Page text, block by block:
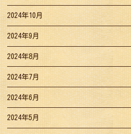
2024年10月
2024年9月
2024年8月
2024年7月
2024年6月
2024年5月